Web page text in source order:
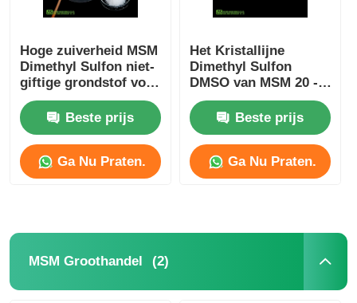
Hoge zuiverheid MSM
Dimethyl Sulfon niet-
giftige grondstof voor
cosmetische industrie
Beste prijs
Ga Nu Praten.
Het Kristallijne
Dimethyl Sulfon
DMSO van MSM 20 -
40 Mesh No Sulfur
Smell Food Rang
Beste prijs
Ga Nu Praten.
MSM Groothandel (2)